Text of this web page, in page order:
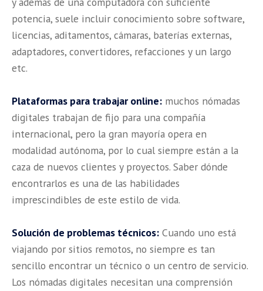
potencia, suele incluir conocimiento sobre software,
licencias, aditamentos, cámaras, baterías externas,
adaptadores, convertidores, refacciones y un largo
etc.
Plataformas para trabajar online: muchos nómadas
digitales trabajan de fijo para una compañía
internacional, pero la gran mayoría opera en
modalidad autónoma, por lo cual siempre están a la
caza de nuevos clientes y proyectos. Saber dónde
encontrarlos es una de las habilidades
imprescindibles de este estilo de vida.
Solución de problemas técnicos: Cuando uno está
viajando por sitios remotos, no siempre es tan
sencillo encontrar un técnico o un centro de servicio.
Los nómadas digitales necesitan una comprensión